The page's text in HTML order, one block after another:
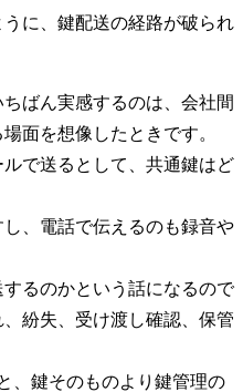
に、鍵配送の経路が破られ
ばん実感するのは、会社間
面を想像したときです。
で送るとして、共通鍵はど
、電話で伝えるのも録音や
るのかという話になるので
紛失、受け渡し確認、保管
、鍵そのものより鍵管理の